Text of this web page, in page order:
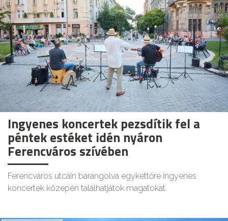
Ingyenes koncertek pezsdítik fel a
péntek estéket idén nyáron
Ferencváros szívében
Ferencváros utcáin barangolva egykettőre ingyenes
koncertek közepén találhatjátok magatokat.